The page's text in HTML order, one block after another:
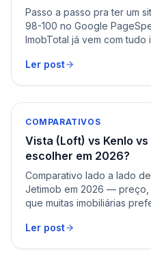
Passo a passo pra ter um
98-100 no Google
ImobTotal já vem com tudo
Ler post
COMPARATIVOS
Vista (Loft) vs Kenlo
escolher em 2026?
Comparativo lado a lado
Jetimob em 2026 — preço,
que muitas imobiliárias
Ler post